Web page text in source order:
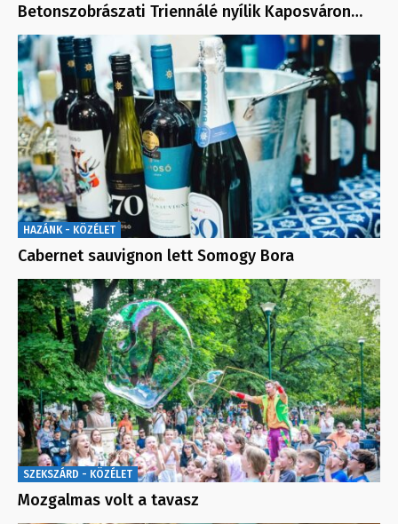
Betonszobrászati Triennálé nyílik Kaposváron…
HAZÁNK - KÖZÉLET
Cabernet sauvignon lett Somogy Bora
SZEKSZÁRD - KÖZÉLET
Mozgalmas volt a tavasz